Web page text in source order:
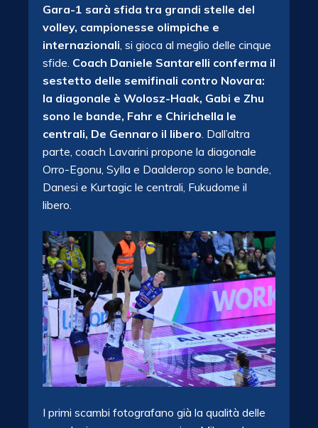
Gara-1 sarà sfida tra grandi stelle del
volley, campionesse olimpiche e
internazionali, si gioca al meglio delle cinque
sfide. Coach Daniele Santarelli conferma il
sestetto delle semifinali contro Novara:
la diagonale è Wolosz-Haak, Gabi e Zhu
sono le bande, Fahr e Chirichella le
centrali, De Gennaro il libero. Dall’altra
parte, coach Lavarini propone la diagonale
Orro-Egonu, Sylla e Daalderop sono le bande,
Danesi e Kurtagic le centrali, Fukudome il
libero.
I primi scambi fotografano già la qualità delle